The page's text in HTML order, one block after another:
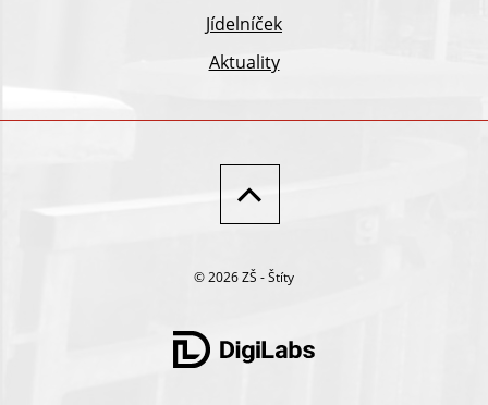
Jídelníček
Aktuality
© 2026 ZŠ - Štíty